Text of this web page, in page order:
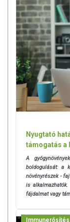
hagyományos
formában
kiegészítők
egyénenként
reklámozásuk
betegséget
A termék nem
az egészséges
A termék nem
Betegség esetén
készítményt, ha
allergiás!
Nyugtató
támogatás a
A
boldogulását: a
növényrészek -
is
fájdalmat vagy